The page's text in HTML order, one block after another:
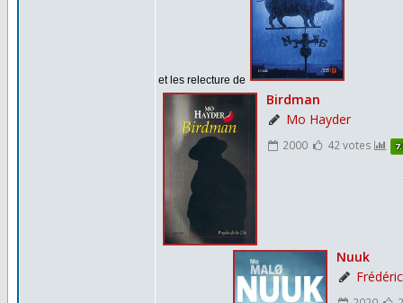
et les relecture de